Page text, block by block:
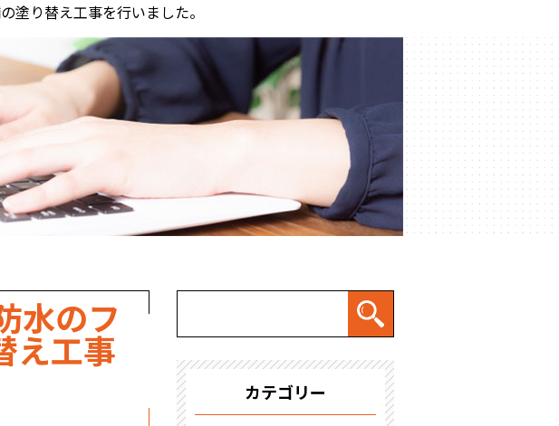
職人・スタッフ
紹介
お問い合わせか
らの流れ
求人情報
塗り替え工事を行いました。
水のフ
え工事
カテゴリー